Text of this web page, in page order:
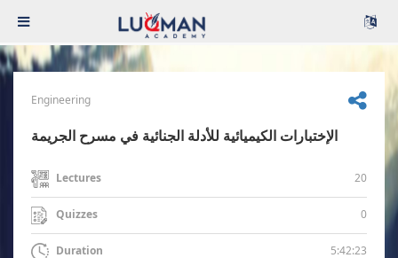
Engineering
الإختبارات الكيميائية للأدلة الجنائية في مسرح الجريمة
Lectures 20
Quizzes 0
Duration 5:42:23